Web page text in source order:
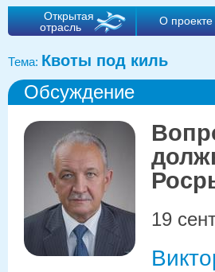
Открытая
отрасль
О проекте
Тема: Квоты под киль
Обсуждение
19